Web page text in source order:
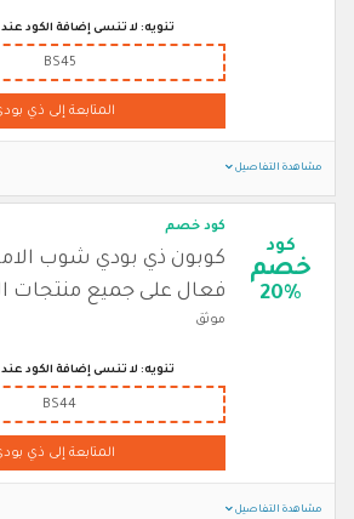
تنويه: لا تنسى إضافة الكود
BS45
المتابعة إلى ذي
مشاهدة التفاصيل
كود
خصم
20%
كود خصم
كوبون ذي بودي شوب
فعال على جميع منتجات
موثق
تنويه: لا تنسى إضافة الكود
BS44
المتابعة إلى ذي
مشاهدة التفاصيل